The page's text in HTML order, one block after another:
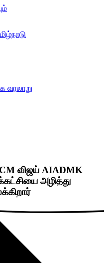
வரலாறு
விஜய் AIADMK
அழித்து